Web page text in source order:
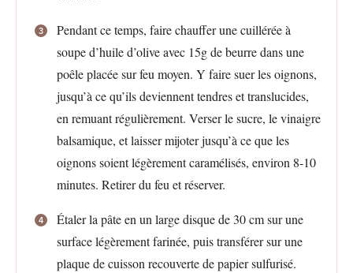
Pendant ce temps, faire chauffer une cuillérée à
soupe d’huile d’olive avec 15g de beurre dans une
poêle placée sur feu moyen. Y faire suer les oignons,
jusqu’à ce qu’ils deviennent tendres et translucides,
en remuant régulièrement. Verser le sucre, le vinaigre
balsamique, et laisser mijoter jusqu’à ce que les
oignons soient légèrement caramélisés, environ 8-10
minutes. Retirer du feu et réserver.
Étaler la pâte en un large disque de 30 cm sur une
surface légèrement farinée, puis transférer sur une
plaque de cuisson recouverte de papier sulfurisé.